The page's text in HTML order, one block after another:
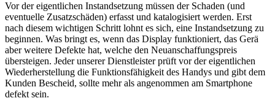
Vor der eigentlichen Instandsetzung müssen der Schaden (und
eventuelle Zusatzschäden) erfasst und katalogisiert werden. Erst
nach diesem wichtigen Schritt lohnt es sich, eine Instandsetzung zu
beginnen. Was bringt es, wenn das Display funktioniert, das Gerä
aber weitere Defekte hat, welche den Neuanschaffungspreis
übersteigen. Jeder unserer Dienstleister prüft vor der eigentlichen
Wiederherstellung die Funktionsfähigkeit des Handys und gibt dem
Kunden Bescheid, sollte mehr als angenommen am Smartphone
defekt sein.